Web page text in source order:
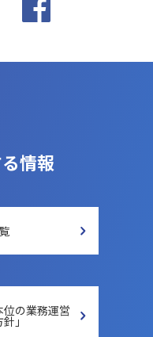
情報
位の業務運営
」